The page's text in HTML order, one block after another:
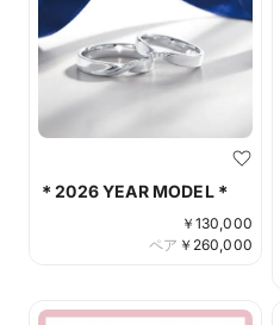
＊2026 YEAR MODEL＊
￥ 130,000
￥ 260,000
ペア